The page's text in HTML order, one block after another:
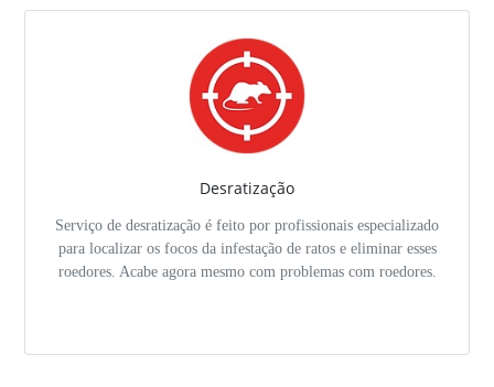
Desratização
Serviço de desratização é feito por profissionais especializado
para localizar os focos da infestação de ratos e eliminar esses
roedores. Acabe agora mesmo com problemas com roedores.